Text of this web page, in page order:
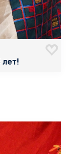
лет!